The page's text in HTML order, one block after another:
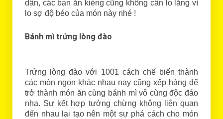
dẫn, các bạn ăn kiêng cũng không cần lo lắng vì
lo sợ độ béo của món này nhé !
Bánh mì trứng lòng đào
Trứng lòng đào với 1001 cách chế biến thành
các món ngon khác nhau nay cũng xếp hàng để
trở thành món ăn cùng bánh mì vô cùng độc đáo
nha. Sự kết hợp tưởng chừng không liên quan
đến nhau lại tạo nên một sự phá cách cho món